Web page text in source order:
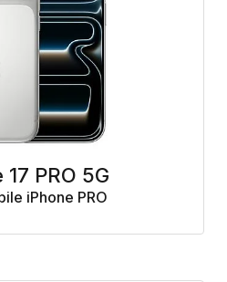
17 PRO 5G
iPhone PRO